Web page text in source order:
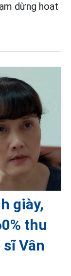
dừng hoạt
giày,
thu
Vân